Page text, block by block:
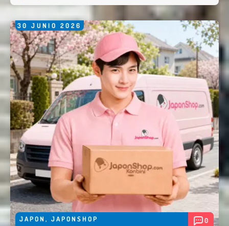
30 JUNIO 2026
JAPON , JAPONSHOP 0